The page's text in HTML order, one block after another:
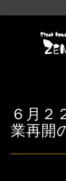
６月２
業再開